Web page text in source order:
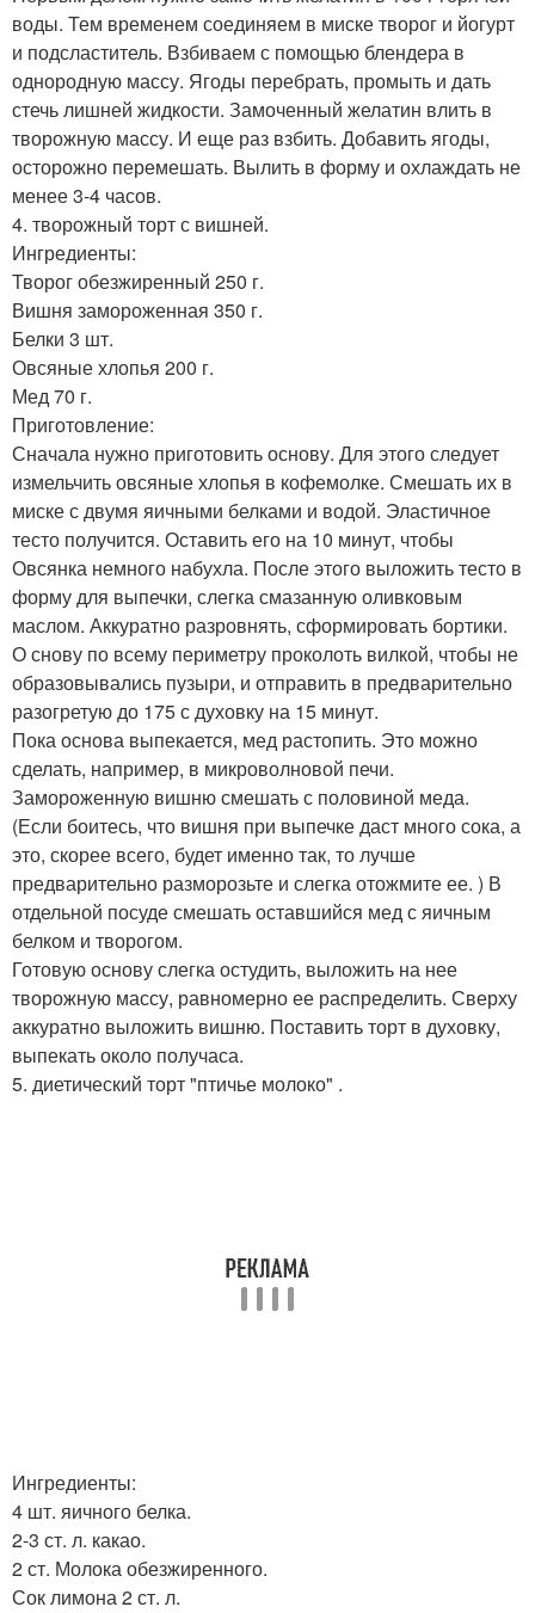
воды. Тем временем соединяем в миске творог и йогурт
и подсластитель. Взбиваем с помощью блендера в
однородную массу. Ягоды перебрать, промыть и дать
стечь лишней жидкости. Замоченный желатин влить в
творожную массу. И еще раз взбить. Добавить ягоды,
осторожно перемешать. Вылить в форму и охлаждать не
менее 3-4 часов.
4. творожный торт с вишней.
Ингредиенты:
Творог обезжиренный 250 г.
Вишня замороженная 350 г.
Белки 3 шт.
Овсяные хлопья 200 г.
Мед 70 г.
Приготовление:
Сначала нужно приготовить основу. Для этого следует
измельчить овсяные хлопья в кофемолке. Смешать их в
миске с двумя яичными белками и водой. Эластичное
тесто получится. Оставить его на 10 минут, чтобы
Овсянка немного набухла. После этого выложить тесто в
форму для выпечки, слегка смазанную оливковым
маслом. Аккуратно разровнять, сформировать бортики.
О снову по всему периметру проколоть вилкой, чтобы не
образовывались пузыри, и отправить в предварительно
разогретую до 175 с духовку на 15 минут.
Пока основа выпекается, мед растопить. Это можно
сделать, например, в микроволновой печи.
Замороженную вишню смешать с половиной меда.
(Если боитесь, что вишня при выпечке даст много сока, а
это, скорее всего, будет именно так, то лучше
предварительно разморозьте и слегка отожмите ее. ) В
отдельной посуде смешать оставшийся мед с яичным
белком и творогом.
Готовую основу слегка остудить, выложить на нее
творожную массу, равномерно ее распределить. Сверху
аккуратно выложить вишню. Поставить торт в духовку,
выпекать около получаса.
5. диетический торт "птичье молоко" .
Ингредиенты:
4 шт. яичного белка.
2-3 ст. л. какао.
2 ст. Молока обезжиренного.
Сок лимона 2 ст. л.